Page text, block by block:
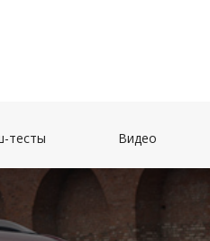
тесты Видео